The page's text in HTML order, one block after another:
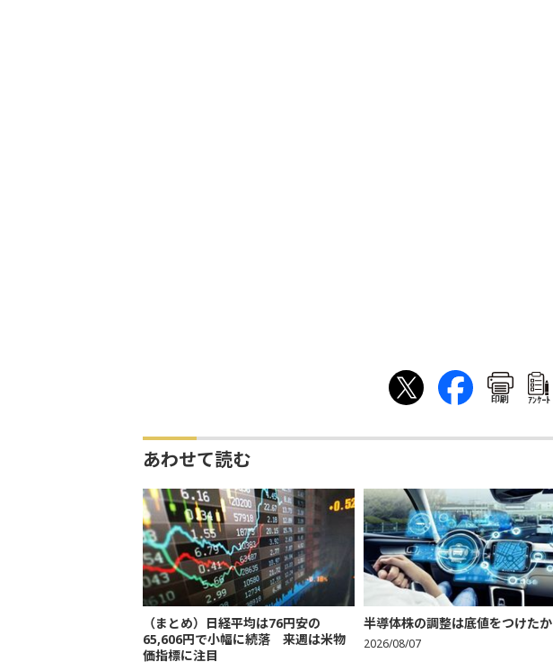
印刷 ｱﾝｹｰﾄ
あわせて読む
（まとめ）日経平均は76円安の
65,606円で小幅に続落 来週は米物
価指標に注目
半導体株の調整は底値をつけたか
2026/08/07